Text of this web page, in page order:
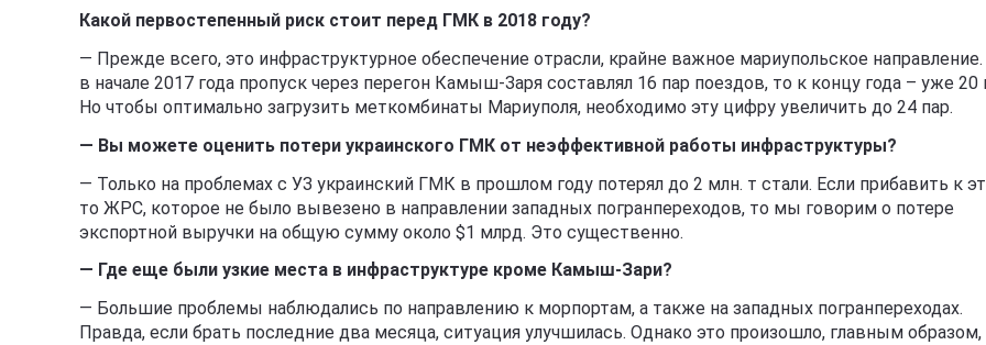
Какой первостепенный риск стоит перед ГМК в 2018 году?
— Прежде всего, это инфраструктурное обеспечение отрасли, крайне важное мариупольское направление.
в начале 2017 года пропуск через перегон Камыш-Заря составлял 16 пар поездов, то к концу года – уже 20
Но чтобы оптимально загрузить меткомбинаты Мариуполя, необходимо эту цифру увеличить до 24 пар.
— Вы можете оценить потери украинского ГМК от неэффективной работы инфраструктуры?
— Только на проблемах с УЗ украинский ГМК в прошлом году потерял до 2 млн. т стали. Если прибавить к
то ЖРС, которое не было вывезено в направлении западных погранпереходов, то мы говорим о потере
экспортной выручки на общую сумму около $1 млрд. Это существенно.
— Где еще были узкие места в инфраструктуре кроме Камыш-Зари?
— Большие проблемы наблюдались по направлению к морпортам, а также на западных погранпереходах.
Правда, если брать последние два месяца, ситуация улучшилась. Однако это произошло, главным образом,